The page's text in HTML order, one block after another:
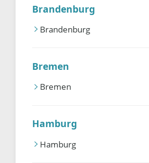
Brandenburg
Brandenburg
Bremen
Bremen
Hamburg
Hamburg